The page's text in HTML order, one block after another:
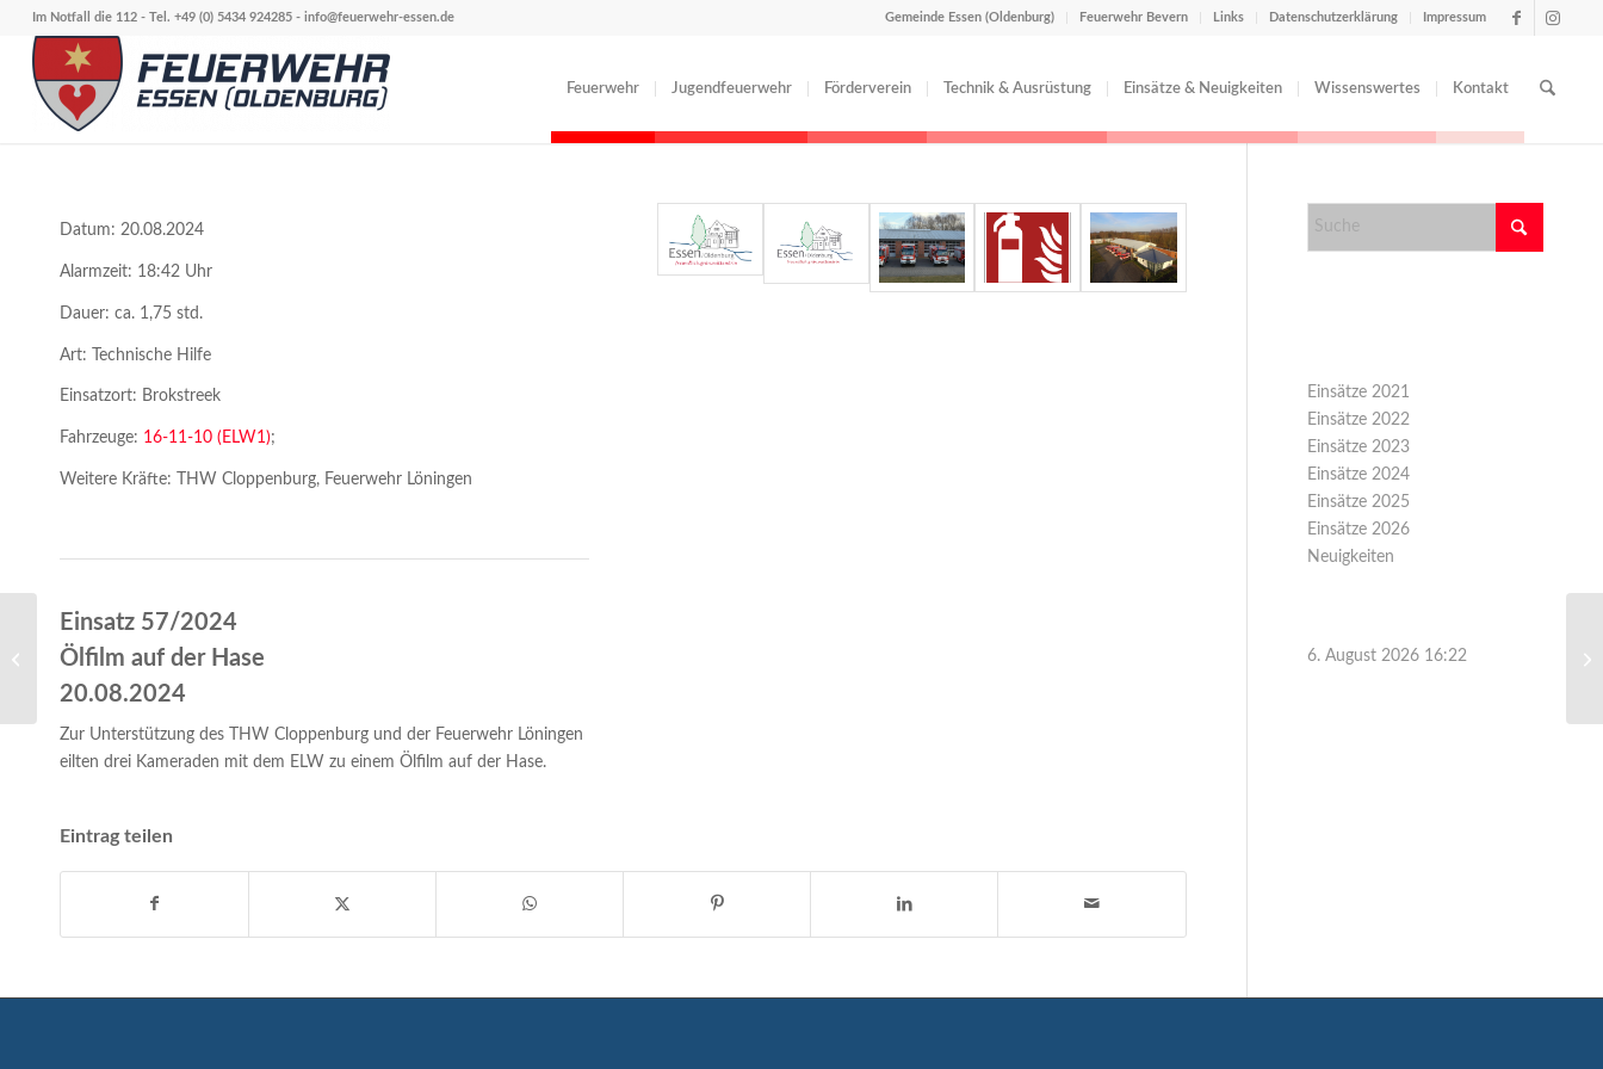
Gemeinde Essen (Oldenburg) Feuerwehr Bevern Links Datenschutzerklärung Impressum
Im Notfall die 112 - Tel. +49 (0) 5434 924285 - info@feuerwehr-essen.de
Feuerwehr Jugendfeuerwehr Förderverein Technik & Ausrüstung Einsätze & Neuigkeiten Wissenswertes Kontakt
Datum: 20.08.2024
Alarmzeit: 18:42 Uhr
Dauer: ca. 1,75 std.
Art: Technische Hilfe
Einsatzort: Brokstreek
Fahrzeuge: 16-11-10 (ELW1);
Weitere Kräfte: THW Cloppenburg, Feuerwehr Löningen
Einsatz 57/2024
Ölfilm auf der Hase
20.08.2024
Zur Unterstützung des THW Cloppenburg und der Feuerwehr Löningen
eilten drei Kameraden mit dem ELW zu einem Ölfilm auf der Hase.
Eintrag teilen
Einsätze 2021
Einsätze 2022
Einsätze 2023
Einsätze 2024
Einsätze 2025
Einsätze 2026
Neuigkeiten
6. August 2026 16:22
Einsatz 56/2024- Brandmeldeanlage